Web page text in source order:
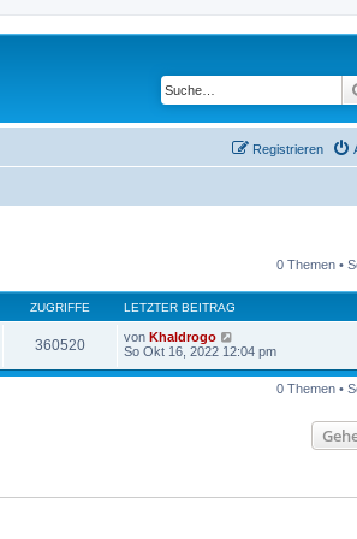
Registrieren
0 Themen •
ZUGRIFFE LETZTER BEITRAG
360520 von Khaldrogo
So Okt 16, 2022 12:04 pm
0 Themen •